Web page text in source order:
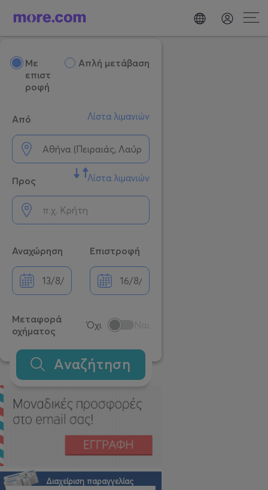
Mε
επιστ
ροφή
Απλή μετάβαση
Από Λίστα λιμανιών
Προς Λίστα λιμανιών
Αναχώρηση Επιστροφή
Μεταφορά
οχήματος
Όχι
Αναζήτηση
Διαχείριση παραγγελίας